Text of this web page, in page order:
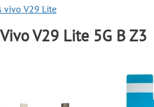
vivo V29 Lite
V29 Lite 5G B Z3